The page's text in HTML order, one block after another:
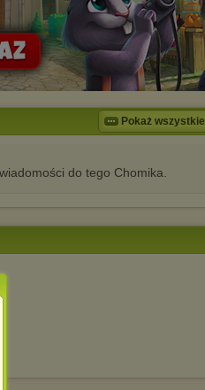
Pokaż wszystkie
do tego Chomika.